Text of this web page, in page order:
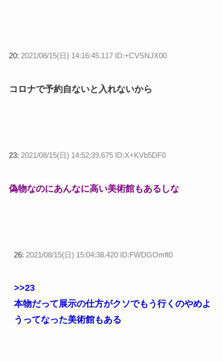
20: 2021/08/15(日) 14:16:45.117 ID:+CVSNJX00
コロナで予約自ないと入れないから
23: 2021/08/15(日) 14:52:39.675 ID:X+KVb5DF0
偽物なのにあんなに高い美術館もあるしな
26: 2021/08/15(日) 15:04:38.420 ID:FWDGOmft0
>>23
本物だって展示の仕方がクソでもう行くのやめよ
うってなった美術館もある